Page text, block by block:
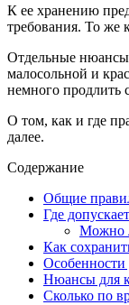
К ее хранению
требования. То же
Отдельные нюансы
малосольной и
немного продлить
О том, как и где
далее.
Содержание
Общие
Где
Можно
Как
Особенности
Нюансы для
Сколько по